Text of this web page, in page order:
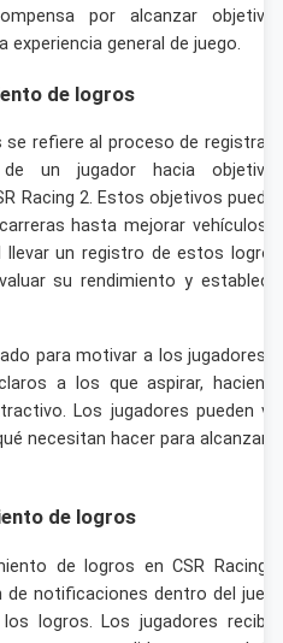
por alcanzar
general de juego.
de logros
se refiere al proceso de registrar
un jugador hacia
Racing 2. Estos objetivos
hasta mejorar vehículos
llevar un registro de estos
su rendimiento y
para motivar a los jugadores
a los que aspirar,
Los jugadores pueden
necesitan hacer para alcanzar
de logros
de logros en CSR Racing
de notificaciones dentro del
logros. Los jugadores